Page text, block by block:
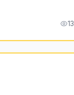
13